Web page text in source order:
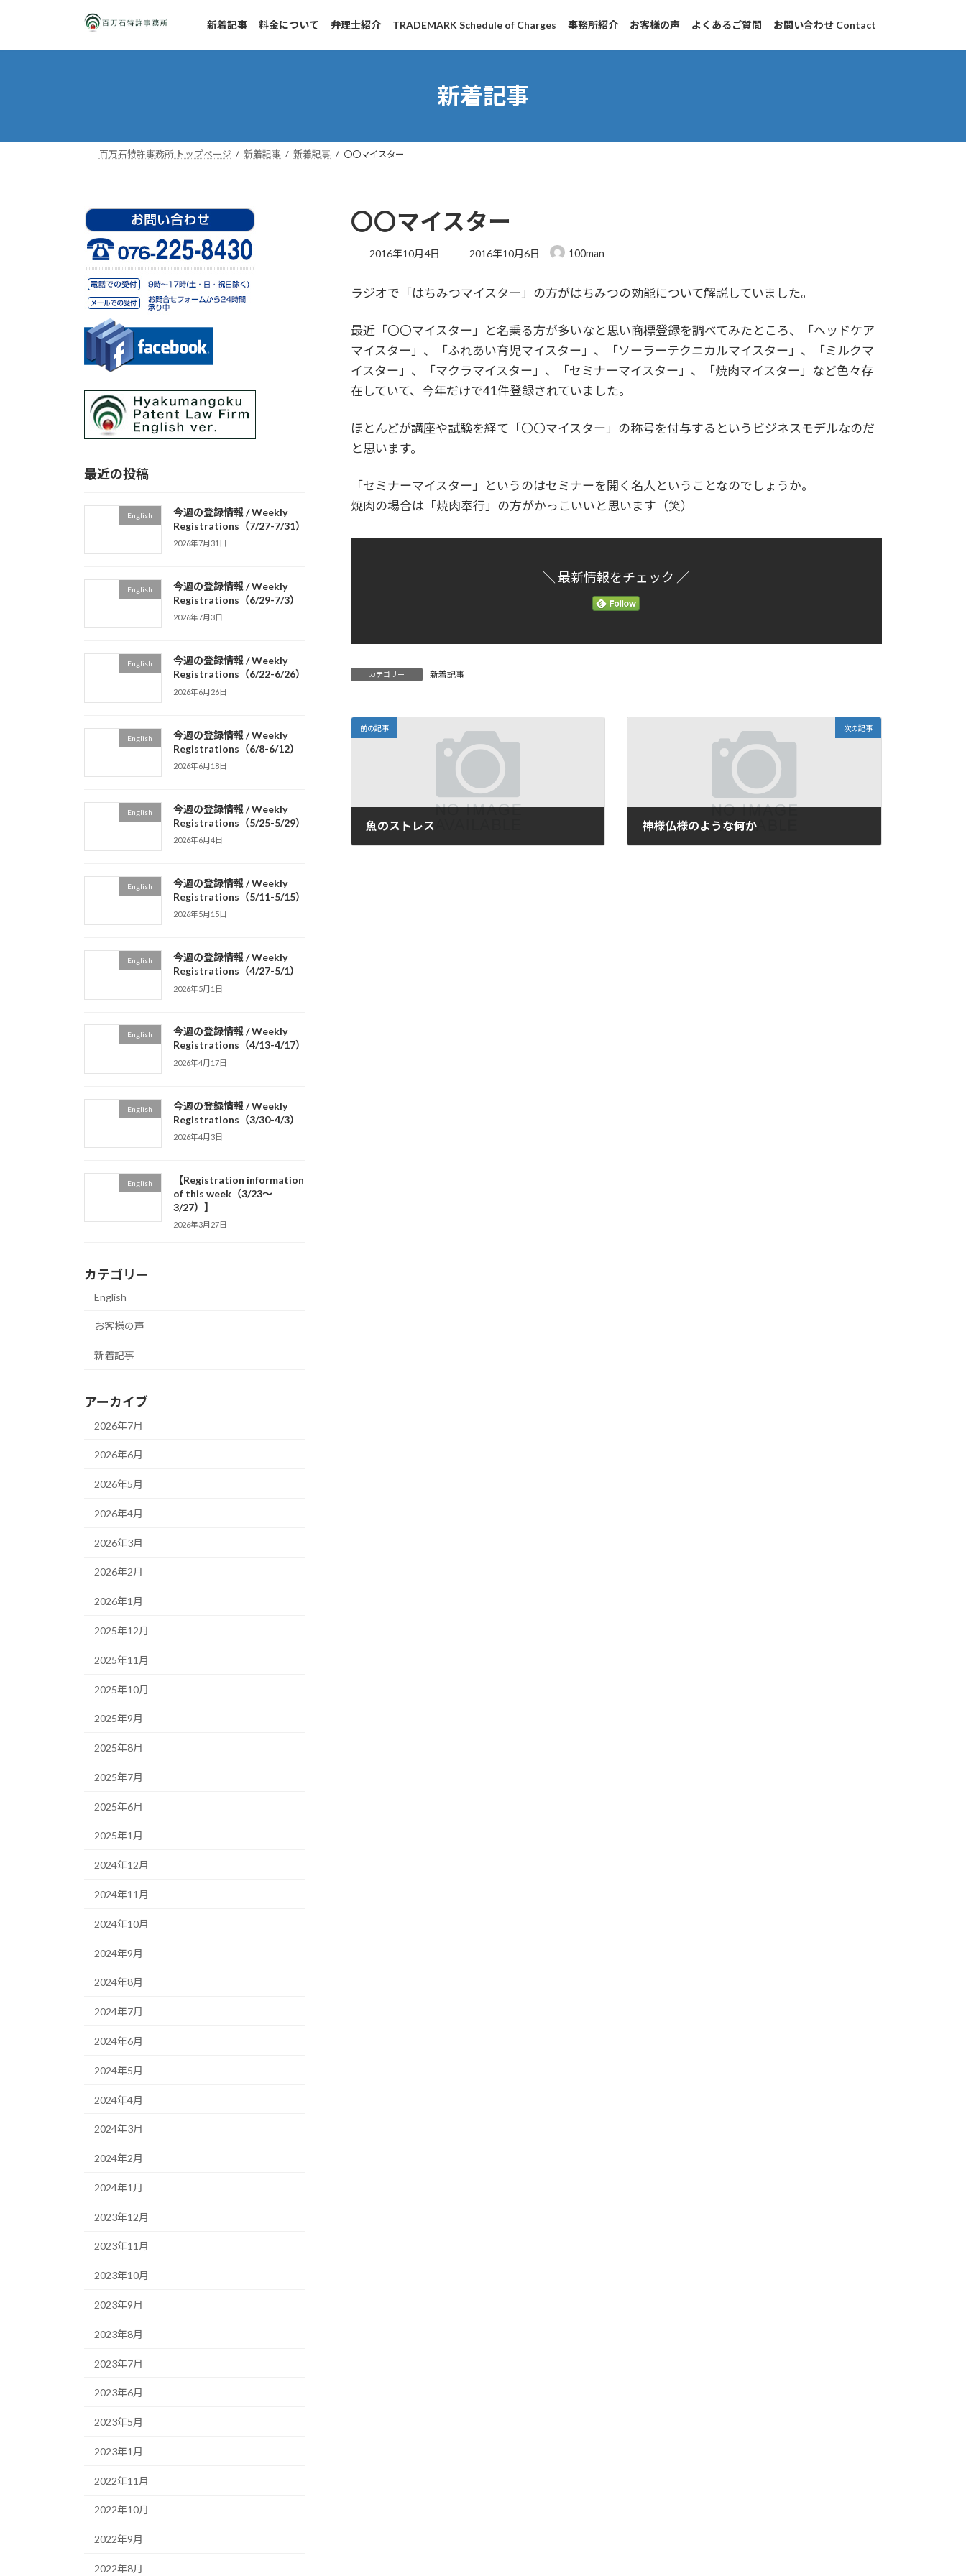
ッ
移
新着記事 料金について 弁理士紹介 TRADEMARK Schedule of Charges 事務所紹介 お客様の声 よくあるご質問 お問い合わせ Contact
新着記事
百万石特許事務所 トップページ 新着記事 新着記事 〇〇マイスター
〇〇マイスター
2016年10月4日
最
新
時
2016年10月6日 100man
ラジオで「はちみつマイスター」の方がはちみつの効能について解説していました。
最近「〇〇マイスター」と名乗る方が多いなと思い商標登録を調べてみたところ、「ヘッドケア
マイスター」、「ふれあい育児マイスター」、「ソーラーテクニカルマイスター」、「ミルクマ
イスター」、「マクラマイスター」、「セミナーマイスター」、「焼肉マイスター」など色々存
在していて、今年だけで41件登録されていました。
ほとんどが講座や試験を経て「〇〇マイスター」の称号を付与するというビジネスモデルなのだ
と思います。
「セミナーマイスター」というのはセミナーを開く名人ということなのでしょうか。
焼肉の場合は「焼肉奉行」の方がかっこいいと思います（笑）
＼ 最新情報をチェック ／
カテゴリー 新着記事
前の記事
魚のストレス
次の記事
神様仏様のような何か
最近の投稿
English
今週の登録情報 / Weekly
Registrations（7/27-7/31）
2026年7月31日
English
今週の登録情報 / Weekly
Registrations（6/29-7/3）
2026年7月3日
English
今週の登録情報 / Weekly
Registrations（6/22-6/26）
2026年6月26日
English
今週の登録情報 / Weekly
Registrations（6/8-6/12）
2026年6月18日
English
今週の登録情報 / Weekly
Registrations（5/25-5/29）
2026年6月4日
English
今週の登録情報 / Weekly
Registrations（5/11-5/15）
2026年5月15日
English
今週の登録情報 / Weekly
Registrations（4/27-5/1）
2026年5月1日
English
今週の登録情報 / Weekly
Registrations（4/13-4/17）
2026年4月17日
English
今週の登録情報 / Weekly
Registrations（3/30-4/3）
2026年4月3日
English
【Registration information
of this week（3/23～
3/27）】
2026年3月27日
カテゴリー
English
お客様の声
新着記事
アーカイブ
2026年7月
2026年6月
2026年5月
2026年4月
2026年3月
2026年2月
2026年1月
2025年12月
2025年11月
2025年10月
2025年9月
2025年8月
2025年7月
2025年6月
2025年1月
2024年12月
2024年11月
2024年10月
2024年9月
2024年8月
2024年7月
2024年6月
2024年5月
2024年4月
2024年3月
2024年2月
2024年1月
2023年12月
2023年11月
2023年10月
2023年9月
2023年8月
2023年7月
2023年6月
2023年5月
2023年1月
2022年11月
2022年10月
2022年9月
2022年8月